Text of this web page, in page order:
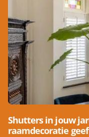
Shutters in jouw
raamdecoratie